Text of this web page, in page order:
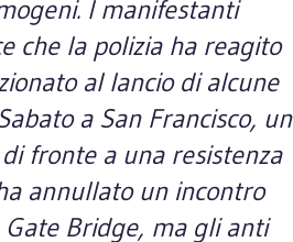
I manifestanti
che la polizia ha reagito
al lancio di alcune
a San Francisco, un
fronte a una resistenza
annullato un incontro
Gate Bridge, ma gli anti